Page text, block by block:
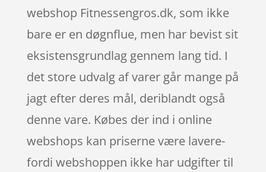
webshop Fitnessengros.dk, som ikke
bare er en døgnflue, men har bevist sit
eksistensgrundlag gennem lang tid. I
det store udvalg af varer går mange på
jagt efter deres mål, deriblandt også
denne vare. Købes der ind i online
webshops kan priserne være lavere-
fordi webshoppen ikke har udgifter til